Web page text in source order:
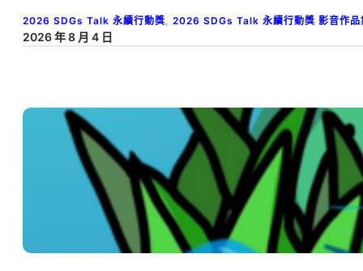
2026 SDGs Talk 永續行動獎, 2026 SDGs Talk 永續行動獎 影音作品
2026 年 8 月 4 日